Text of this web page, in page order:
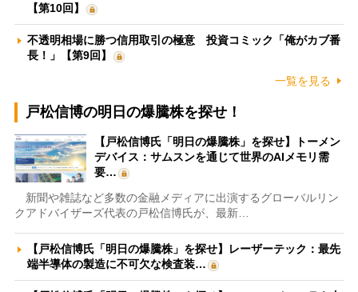
【第10回】
不透明相場に勝つ信用取引の極意 投資コミック「俺がカブ番
長！」【第9回】
一覧を見る
戸松信博の明日の爆騰株を探せ！
【戸松信博氏「明日の爆騰株」を探せ】トーメン
デバイス：サムスンを通じて世界のAIメモリ需
要…
新聞や雑誌など多数の金融メディアに出演するグローバルリン
クアドバイザーズ代表の戸松信博氏が、最新…
【戸松信博氏「明日の爆騰株」を探せ】レーザーテック：最先
端半導体の製造に不可欠な検査装…